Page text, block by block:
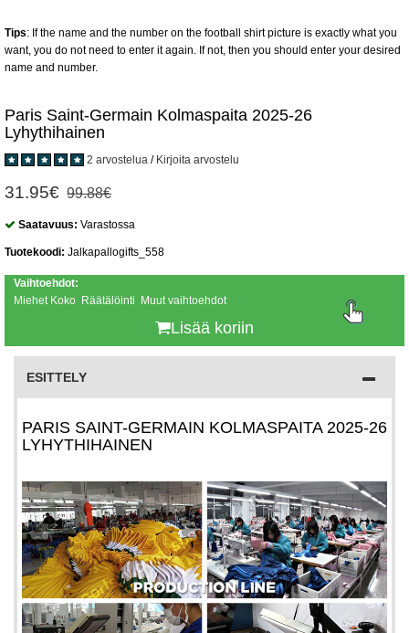
Tips: If the name and the number on the football shirt picture is exactly what you
want, you do not need to enter it again. If not, then you should enter your desired
name and number.
Paris Saint-Germain Kolmaspaita 2025-26
Lyhythihainen
2 arvostelua / Kirjoita arvostelu
31.95€ 99.88€
Saatavuus: Varastossa
Tuotekoodi: Jalkapallogifts_558
Vaihtoehdot:
Miehet Koko Räätälöinti Muut vaihtoehdot
Lisää koriin
ESITTELY
PARIS SAINT-GERMAIN KOLMASPAITA 2025-26
LYHYTHIHAINEN